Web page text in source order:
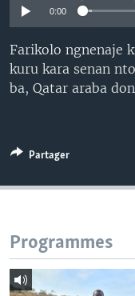
0:00
Farikolo ngnenaje
kuru kara senan
ba, Qatar araba
Partager
Programmes